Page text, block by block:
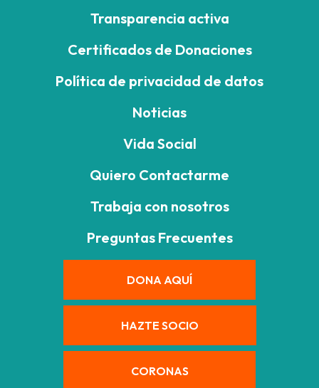
Transparencia activa
Certificados de Donaciones
Política de privacidad de datos
Noticias
Vida Social
Quiero Contactarme
Trabaja con nosotros
Preguntas Frecuentes
DONA AQUÍ
HAZTE SOCIO
CORONAS